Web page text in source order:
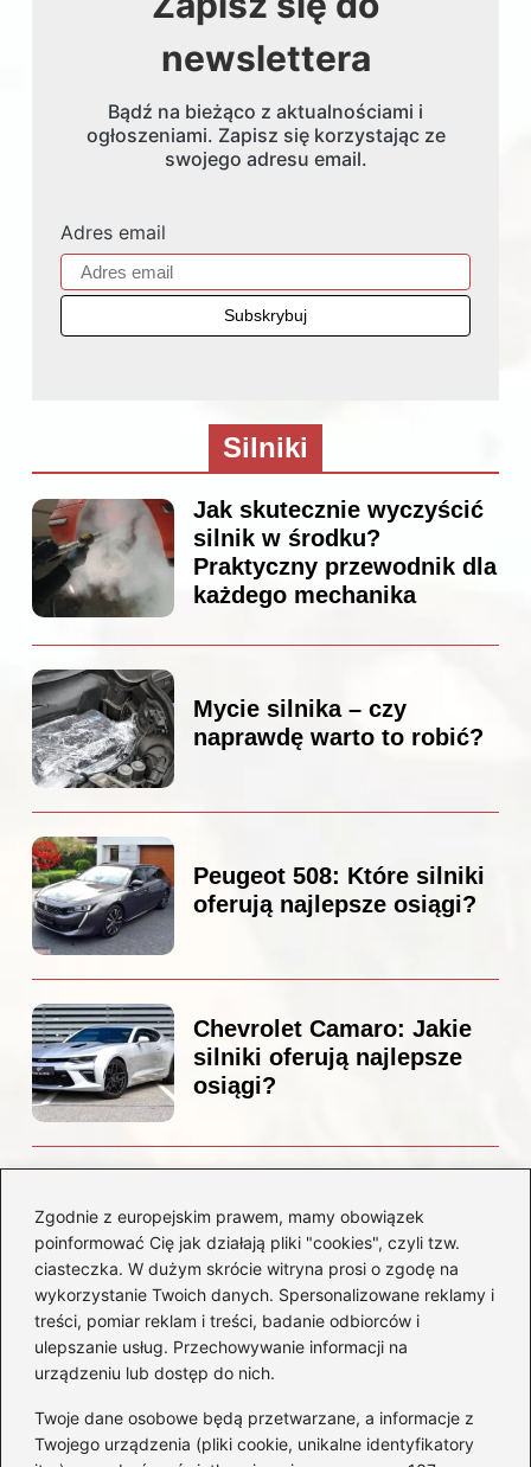
Zgodnie z europejskim prawem, mamy obowiązek
poinformować Cię jak działają pliki "cookies", czyli tzw.
ciasteczka. W dużym skrócie witryna prosi o zgodę na
wykorzystanie Twoich danych. Spersonalizowane reklamy i
treści, pomiar reklam i treści, badanie odbiorców i
ulepszanie usług. Przechowywanie informacji na
urządzeniu lub dostęp do nich.
Twoje dane osobowe będą przetwarzane, a informacje z
Twojego urządzenia (pliki cookie, unikalne identyfikatory
newslettera
Bądź na bieżąco z aktualnościami i
ogłoszeniami. Zapisz się korzystając ze
swojego adresu email.
Adres email
Silniki
Jak skutecznie wyczyścić
silnik w środku?
Praktyczny przewodnik dla
każdego mechanika
Mycie silnika – czy
naprawdę warto to robić?
Peugeot 508: Które silniki
oferują najlepsze osiągi?
Chevrolet Camaro: Jakie
silniki oferują najlepsze
osiągi?
Odkryj przyczyny i
rozwiązania dla Twojego
silnika
Kategorie
Akumulatory (85)
Benzyna i Diesel (80)